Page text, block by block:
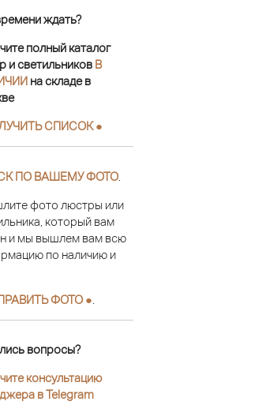
ждать?
полный каталог
и светильников В
на складе в
СПИСОК ●
ПО ВАШЕМУ ФОТО
фото люстры или
который вам
и мы вышлем вам всю
по наличию и
ФОТО ●
вопросы?
консультацию
в Telegram